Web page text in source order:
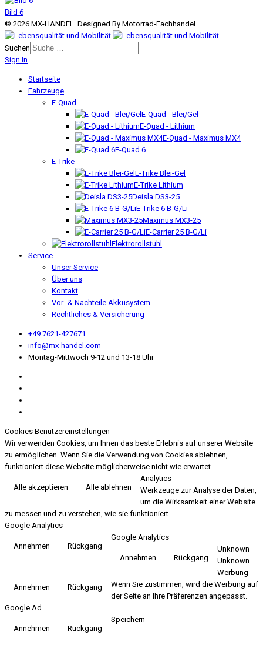
Bild 6
© 2026 MX-HANDEL. Designed By Motorrad-Fachhandel
Suchen
Sign In
Startseite
Fahrzeuge
E-Quad
E-Quad - Blei/Gel
E-Quad - Lithium
E-Quad - Maximus MX4
E-Quad 6
E-Trike
E-Trike Blei-Gel
E-Trike Lithium
Deisla DS3-25
E-Trike 6 B-G/Li
Maximus MX3-25
E-Carrier 25 B-G/Li
Elektrorollstuhl
Service
Unser Service
Über uns
Kontakt
Vor- & Nachteile Akkusystem
Rechtliches & Versicherung
+49 7621-427671
info@mx-handel.com
Montag-Mittwoch 9-12 und 13-18 Uhr
Cookies Benutzereinstellungen
Wir verwenden Cookies, um Ihnen das beste Erlebnis auf unserer Website
zu ermöglichen. Wenn Sie die Verwendung von Cookies ablehnen,
funktioniert diese Website möglicherweise nicht wie erwartet.
Alle akzeptieren Alle ablehnen
Analytics
Werkzeuge zur Analyse der Daten,
um die Wirksamkeit einer Website
zu messen und zu verstehen, wie sie funktioniert.
Google Analytics
Annehmen Rückgang
Google Analytics
Annehmen Rückgang
Unknown
Unknown
Annehmen Rückgang
Werbung
Wenn Sie zustimmen, wird die Werbung auf
der Seite an Ihre Präferenzen angepasst.
Google Ad
Annehmen Rückgang
Speichern